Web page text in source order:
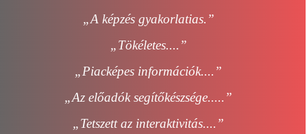
„A képzés gyakorlatias.”
„Tökéletes....”
„Piacképes információk....”
„Az előadók segítőkészsége.....”
„Tetszett az interaktivitás....”